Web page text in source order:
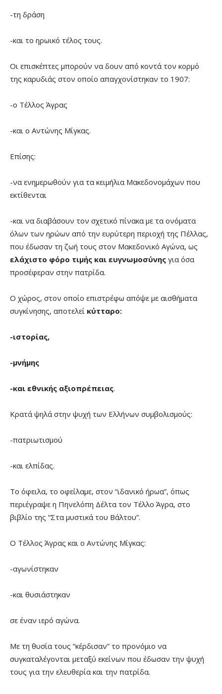
-τη δράση
-και το ηρωικό τέλος τους.
Οι επισκέπτες μπορούν να δουν από κοντά τον κορμό
της καρυδιάς στον οποίο απαγχονίστηκαν το 1907:
-ο Τέλλος Άγρας
-και ο Αντώνης Μίγκας.
Επίσης:
-να ενημερωθούν για τα κειμήλια Μακεδονομάχων που
εκτίθενται
-και να διαβάσουν τον σχετικό πίνακα με τα ονόματα
όλων των ηρώων από την ευρύτερη περιοχή της Πέλλας,
που έδωσαν τη ζωή τους στον Μακεδονικό Αγώνα, ως
ελάχιστο φόρο τιμής και ευγνωμοσύνης για όσα
προσέφεραν στην πατρίδα.
Ο χώρος, στον οποίο επιστρέφω απόψε με αισθήματα
συγκίνησης, αποτελεί κύτταρο:
-ιστορίας,
-μνήμης
-και εθνικής αξιοπρέπειας.
Κρατά ψηλά στην ψυχή των Ελλήνων συμβολισμούς:
-πατριωτισμού
-και ελπίδας.
Το όφειλα, το οφείλαμε, στον “ιδανικό ήρωα”, όπως
περιέγραψε η Πηνελόπη Δέλτα τον Τέλλο Άγρα, στο
βιβλίο της “Στα μυστικά του Βάλτου”.
Ο Τέλλος Άγρας και ο Αντώνης Μίγκας:
-αγωνίστηκαν
-και θυσιάστηκαν
σε έναν ιερό αγώνα.
Με τη θυσία τους “κέρδισαν” το προνόμιο να
συγκαταλέγονται μεταξύ εκείνων που έδωσαν την ψυχή
τους για την ελευθερία και την πατρίδα.